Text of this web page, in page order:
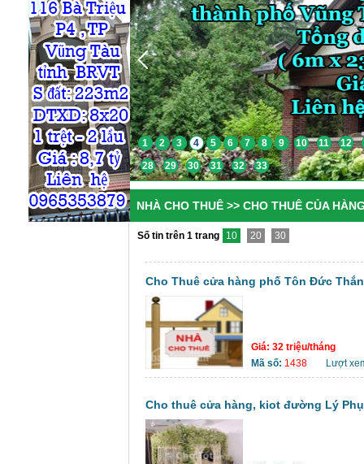
1 2 3 4 5 6 7 8 9 10 11 12
28
29 30 31 32 33
NHÀ CHO THUÊ >> CHO THUÊ CỦA
Số tin trên 1 trang 10 20 30
Cho Thuê cửa hàng phố Tôn Đức
Giá: 32 triệu/tháng
Mã số: 1438 Lượt
Cho thuê cửa hàng, kiot đường Lý